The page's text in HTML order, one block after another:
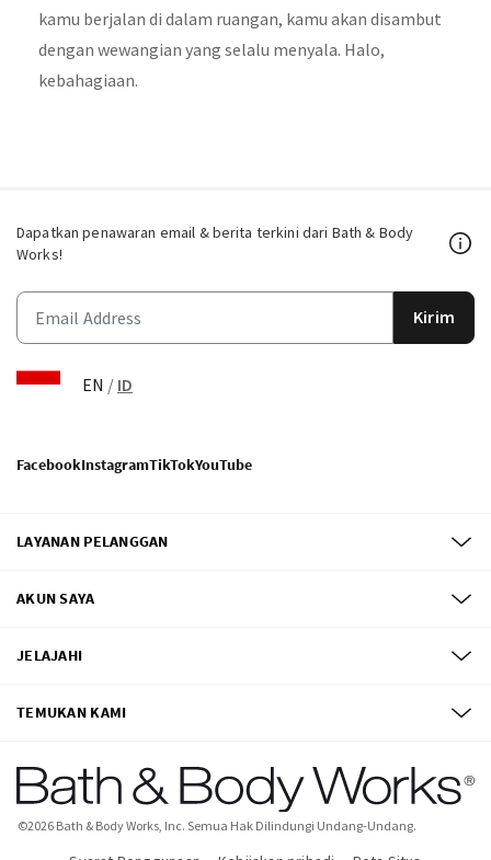
kamu berjalan di dalam ruangan, kamu akan disambut
dengan wewangian yang selalu menyala. Halo,
kebahagiaan.
Dapatkan penawaran email & berita terkini dari Bath & Body
Works!
Kirim
EN / ID
FacebookInstagramTikTokYouTube
LAYANAN PELANGGAN
AKUN SAYA
JELAJAHI
TEMUKAN KAMI
©2026 Bath & Body Works, Inc. Semua Hak Dilindungi Undang-Undang.